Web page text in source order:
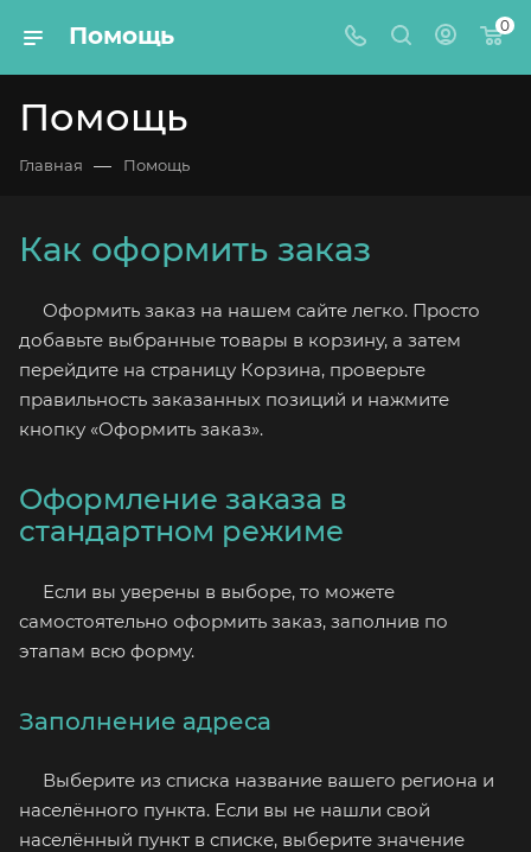
Помощь 0
Помощь
Главная — Помощь
Как оформить заказ
Оформить заказ на нашем сайте легко. Просто
добавьте выбранные товары в корзину, а затем
перейдите на страницу Корзина, проверьте
правильность заказанных позиций и нажмите
кнопку «Оформить заказ».
Оформление заказа в
стандартном режиме
Если вы уверены в выборе, то можете
самостоятельно оформить заказ, заполнив по
этапам всю форму.
Заполнение адреса
Выберите из списка название вашего региона и
населённого пункта. Если вы не нашли свой
населённый пункт в списке, выберите значение